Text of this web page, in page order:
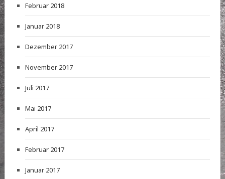
Februar 2018
Januar 2018
Dezember 2017
November 2017
Juli 2017
Mai 2017
April 2017
Februar 2017
Januar 2017